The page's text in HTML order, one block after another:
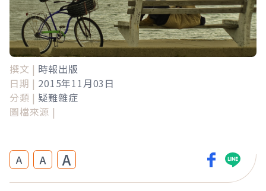
撰文 | 時報出版
日期 | 2015年11月03日
分類 | 疑難雜症
圖檔來源 |
A A A